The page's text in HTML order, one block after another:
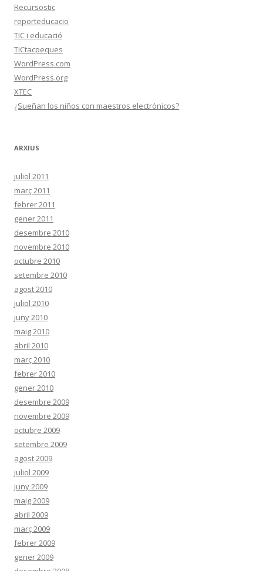
Recursostic
reporteducacio
TIC i educació
TICtacpeques
WordPress.com
WordPress.org
XTEC
¿Sueñan los niños con maestros electrónicos?
ARXIUS
juliol 2011
març 2011
febrer 2011
gener 2011
desembre 2010
novembre 2010
octubre 2010
setembre 2010
agost 2010
juliol 2010
juny 2010
maig 2010
abril 2010
març 2010
febrer 2010
gener 2010
desembre 2009
novembre 2009
octubre 2009
setembre 2009
agost 2009
juliol 2009
juny 2009
maig 2009
abril 2009
març 2009
febrer 2009
gener 2009